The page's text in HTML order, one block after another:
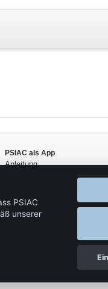
PSIAC als App
Anleitung
PSIAC
unserer